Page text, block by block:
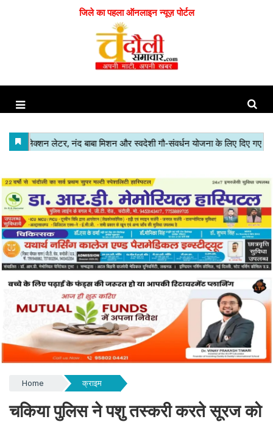
जिले का पहला ऑनलाइन न्यूज़ पोर्टल
Home क्राइम
चकिया पुलिस ने पशु तस्करी करते सूरज को